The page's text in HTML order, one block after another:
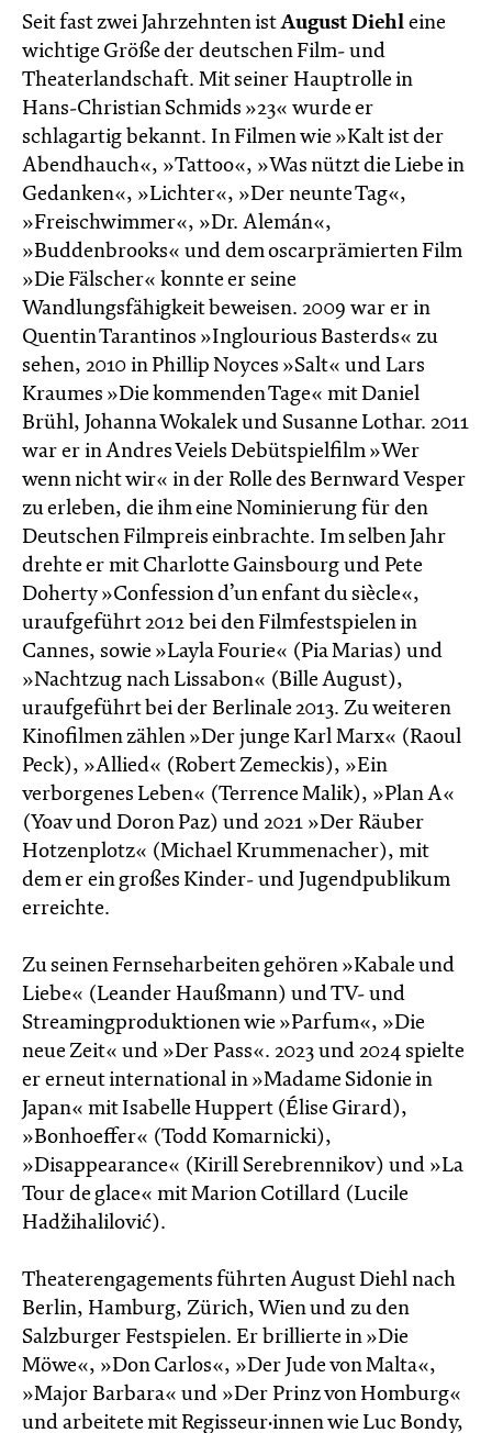
Seit fast zwei Jahrzehnten istAugust Diehl eine
wichtige Größe der deutschen Film- und
Theaterlandschaft. Mit seiner Hauptrolle in
Hans-Christian Schmids »23« wurde er
schlagartig bekannt. In Filmen wie »Kalt ist der
Abendhauch«, »Tattoo«, »Was nützt die Liebe in
Gedanken«, »Lichter«, »Der neunte Tag«,
»Freischwimmer«, »Dr. Alemán«,
»Buddenbrooks« und dem oscarprämierten Film
»Die Fälscher« konnte er seine
Wandlungsfähigkeit beweisen. 2009 war er in
Quentin Tarantinos »Inglourious Basterds« zu
sehen, 2010 in Phillip Noyces »Salt« und Lars
Kraumes »Die kommenden Tage« mit Daniel
Brühl, Johanna Wokalek und Susanne Lothar. 2011
war er in Andres Veiels Debütspielfilm »Wer
wenn nicht wir« in der Rolle des Bernward Vesper
zu erleben, die ihm eine Nominierung für den
Deutschen Filmpreis einbrachte. Im selben Jahr
drehte er mit Charlotte Gainsbourg und Pete
Doherty »Confession d’un enfant du siècle«,
uraufgeführt 2012 bei den Filmfestspielen in
Cannes, sowie »Layla Fourie« (Pia Marias) und
»Nachtzug nach Lissabon« (Bille August),
uraufgeführt bei der Berlinale 2013. Zu weiteren
Kinofilmen zählen »Der junge Karl Marx« (Raoul
Peck), »Allied« (Robert Zemeckis), »Ein
verborgenes Leben« (Terrence Malik), »Plan A«
(Yoav und Doron Paz) und 2021 »Der Räuber
Hotzenplotz« (Michael Krummenacher), mit
dem er ein großes Kinder- und Jugendpublikum
erreichte.
Zu seinen Fernseharbeiten gehören »Kabale und
Liebe« (Leander Haußmann) und TV- und
Streamingproduktionen wie »Parfum«, »Die
neue Zeit« und »Der Pass«. 2023 und 2024 spielte
er erneut international in »Madame Sidonie in
Japan« mit Isabelle Huppert (Élise Girard),
»Bonhoeffer« (Todd Komarnicki),
»Disappearance« (Kirill Serebrennikov) und »La
Tour de glace« mit Marion Cotillard (Lucile
Hadžihalilović).
Theaterengagements führten August Diehl nach
Berlin, Hamburg, Zürich, Wien und zu den
Salzburger Festspielen. Er brillierte in »Die
Möwe«, »Don Carlos«, »Der Jude von Malta«,
»Major Barbara« und »Der Prinz von Homburg«
und arbeitete mit Regisseur·innen wie Luc Bondy,